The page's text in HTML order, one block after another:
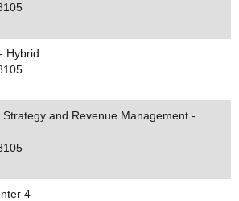
Hybrid
Strategy and Revenue Management -
4